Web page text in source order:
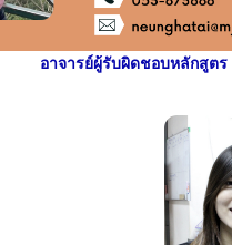
อาจารย์ผู้รับผิดชอบหลักสูตร